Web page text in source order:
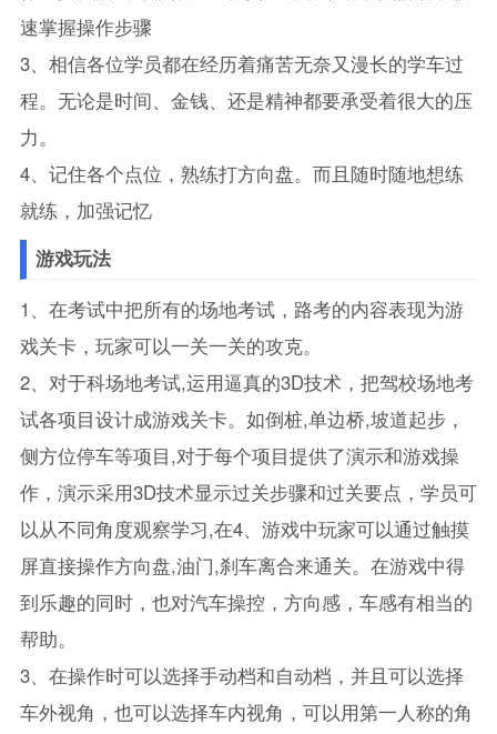
速掌握操作步骤
3、相信各位学员都在经历着痛苦无奈又漫长的学车过
程。无论是时间、金钱、还是精神都要承受着很大的压
力。
4、记住各个点位，熟练打方向盘。而且随时随地想练
就练，加强记忆
游戏玩法
1、在考试中把所有的场地考试，路考的内容表现为游
戏关卡，玩家可以一关一关的攻克。
2、对于科场地考试,运用逼真的3D技术，把驾校场地考
试各项目设计成游戏关卡。如倒桩,单边桥,坡道起步，
侧方位停车等项目,对于每个项目提供了演示和游戏操
作，演示采用3D技术显示过关步骤和过关要点，学员可
以从不同角度观察学习,在4、游戏中玩家可以通过触摸
屏直接操作方向盘,油门,刹车离合来通关。在游戏中得
到乐趣的同时，也对汽车操控，方向感，车感有相当的
帮助。
3、在操作时可以选择手动档和自动档，并且可以选择
车外视角，也可以选择车内视角，可以用第一人称的角